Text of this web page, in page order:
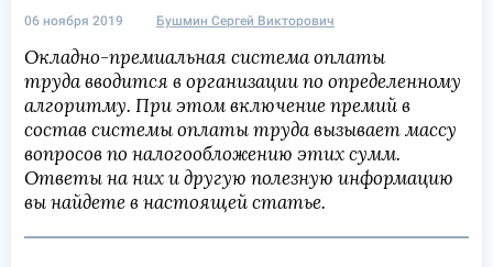
06 ноября 2019 Бушмин Сергей Викторович
Окладно-премиальная система оплаты
труда вводится в организации по определенному
алгоритму. При этом включение премий в
состав системы оплаты труда вызывает массу
вопросов по налогообложению этих сумм.
Ответы на них и другую полезную информацию
вы найдете в настоящей статье.